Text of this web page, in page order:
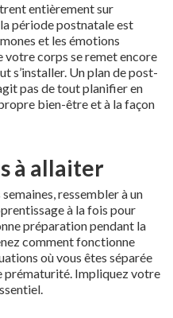
entièrement sur
période postnatale est
et les émotions
votre corps se remet encore
s’installer. Un plan de post-
pas de tout planifier en
bien-être et à la façon
à allaiter
ressembler à un
à la fois pour
préparation pendant la
comment fonctionne
où vous êtes séparée
prématurité. Impliquez votre